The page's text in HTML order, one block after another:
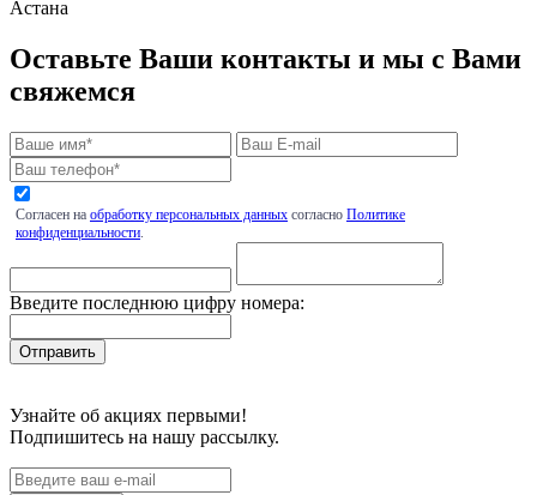
Астана
Оставьте Ваши контакты и мы с Вами
свяжемся
Согласен на обработку персональных данных согласно Политике
конфиденциальности.
Введите последнюю цифру номера:
Узнайте об акциях первыми!
Подпишитесь на нашу рассылку.